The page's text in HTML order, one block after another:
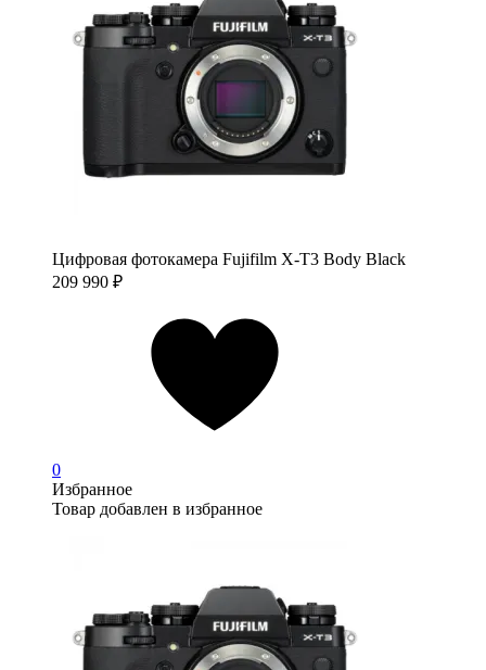
Цифровая фотокамера Fujifilm X-T3 Body Black
209 990 ₽
0
Избранное
Товар добавлен в избранное